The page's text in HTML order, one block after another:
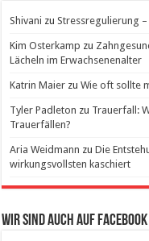
Shivani zuStressregulierung
Kim Osterkamp zu
Lächeln im Erwachsenenalter
Katrin Maier zuWie oft sollte
Tyler Padleton zu Trauerfall:
Trauerfällen?
Aria Weidmann zuDie
wirkungsvollsten kaschiert
Wir sind auch auf Facebook